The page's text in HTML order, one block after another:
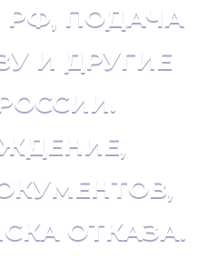
ПОДАЧА
И ДРУГИЕ
ОТКАЗА.